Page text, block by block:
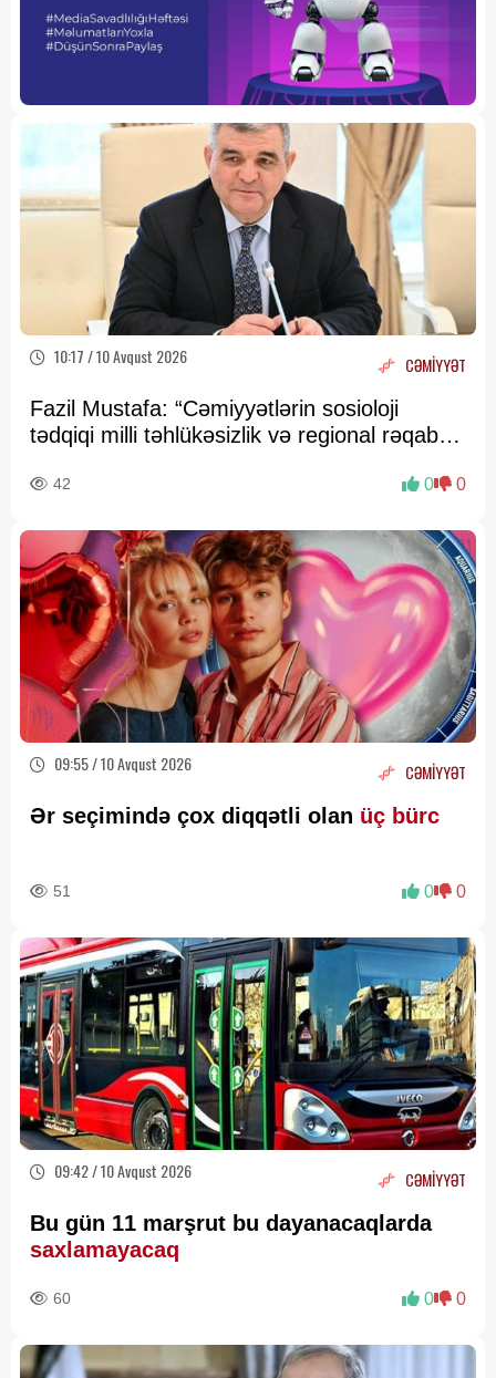
10:17 / 10 Avqust 2026 CƏMİYYƏT
Fazil Mustafa: “Cəmiyyətlərin sosioloji
tədqiqi milli təhlükəsizlik və regional rəqabət
42 0 0
09:55 / 10 Avqust 2026 CƏMİYYƏT
Ər seçimində çox diqqətli olan üç bürc
51 0 0
09:42 / 10 Avqust 2026 CƏMİYYƏT
Bu gün 11 marşrut bu dayanacaqlarda
saxlamayacaq
60 0 0